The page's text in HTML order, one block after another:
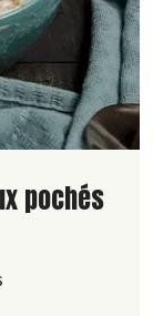
pochés